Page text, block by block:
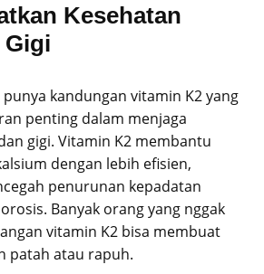
Kesehatan
Gigi
kandungan vitamin K2 yang
penting dalam menjaga
gigi. Vitamin K2 membantu
dengan lebih efisien,
penurunan kepadatan
Banyak orang yang nggak
vitamin K2 bisa membuat
patah atau rapuh.